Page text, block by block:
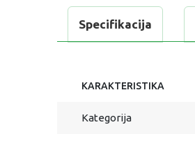
Specifikacija
KARAKTERISTIKA
Kategorija